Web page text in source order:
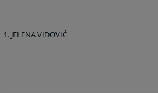
1. JELENA VIDOVIĆ